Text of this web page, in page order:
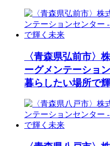
〈青森県弘前市〉
ーグメンテーショ
暮らしたい場所で